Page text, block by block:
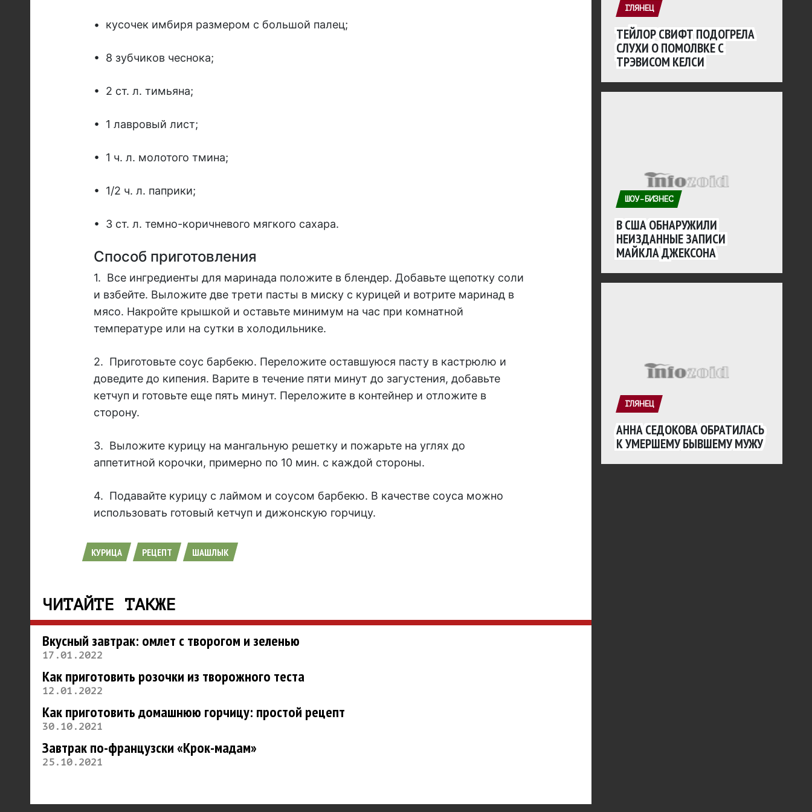
• кусочек имбиря размером с большой палец;
• 8 зубчиков чеснока;
• 2 ст. л. тимьяна;
• 1 лавровый лист;
• 1 ч. л. молотого тмина;
• 1/2 ч. л. паприки;
• 3 ст. л. темно-коричневого мягкого сахара.
Способ приготовления
1. Все ингредиенты для маринада положите в блендер. Добавьте щепотку соли
и взбейте. Выложите две трети пасты в миску с курицей и вотрите маринад в
мясо. Накройте крышкой и оставьте минимум на час при комнатной
температуре или на сутки в холодильнике.
2. Приготовьте соус барбекю. Переложите оставшуюся пасту в кастрюлю и
доведите до кипения. Варите в течение пяти минут до загустения, добавьте
кетчуп и готовьте еще пять минут. Переложите в контейнер и отложите в
сторону.
3. Выложите курицу на мангальную решетку и пожарьте на углях до
аппетитной корочки, примерно по 10 мин. с каждой стороны.
4. Подавайте курицу с лаймом и соусом барбекю. В качестве соуса можно
использовать готовый кетчуп и дижонскую горчицу.
КУРИЦА РЕЦЕПТ ШАШЛЫК
ЧИТАЙТЕ ТАКЖЕ
Вкусный завтрак: омлет с творогом и зеленью
17.01.2022
Как приготовить розочки из творожного теста
12.01.2022
Как приготовить домашнюю горчицу: простой рецепт
30.10.2021
Завтрак по-французски «Крок-мадам»
25.10.2021
ГЛЯНЕЦ
ТЕЙЛОР СВИФТ ПОДОГРЕЛА
СЛУХИ О ПОМОЛВКЕ С
ТРЭВИСОМ КЕЛСИ
ШОУ-БИЗНЕС
В США ОБНАРУЖИЛИ
НЕИЗДАННЫЕ ЗАПИСИ
МАЙКЛА ДЖЕКСОНА
ГЛЯНЕЦ
АННА СЕДОКОВА ОБРАТИЛАСЬ
К УМЕРШЕМУ БЫВШЕМУ МУЖУ